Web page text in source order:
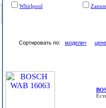
Whirlpool
Сортировать по: модели+ цене